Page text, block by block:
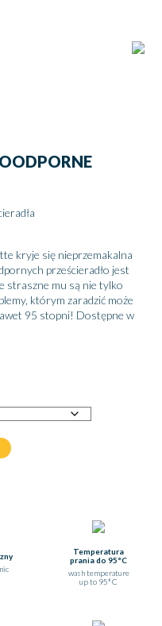
kryje się nieprzemakalna
prześcieradło jest
straszne mu są nie tylko
którym zaradzić może
95 stopni! Dostępne w
Temperatura
prania do 95°C
wash temperature
up to 95°C